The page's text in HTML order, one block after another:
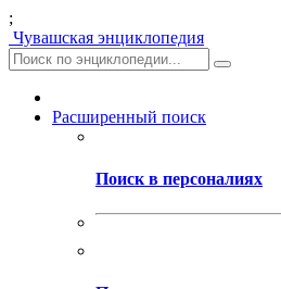
;
Чувашская энциклопедия
Расширенный поиск
Поиск в персоналиях